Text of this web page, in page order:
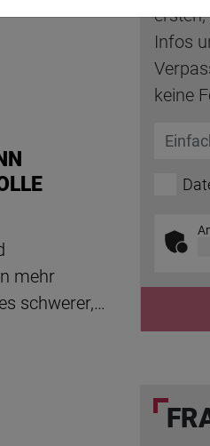
mehr
schwerer,…
ersten,
Infos
keine